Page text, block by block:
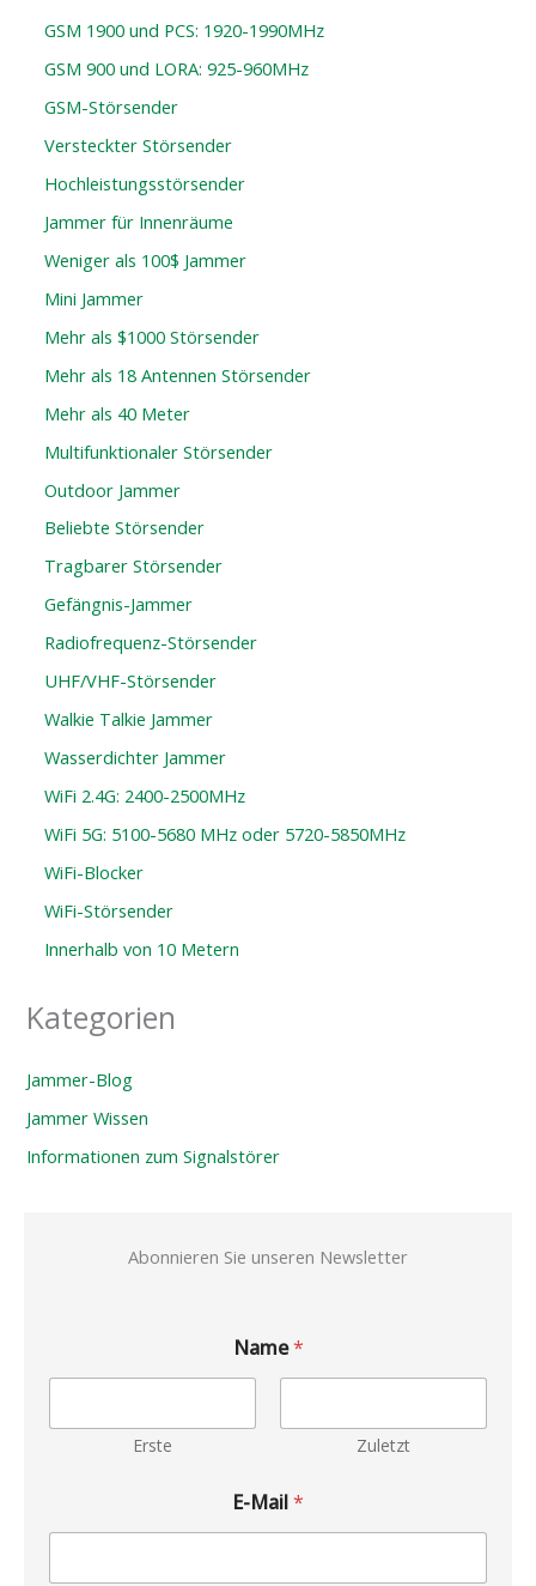
GSM 1900 und PCS: 1920-1990MHz
GSM 900 und LORA: 925-960MHz
GSM-Störsender
Versteckter Störsender
Hochleistungsstörsender
Jammer für Innenräume
Weniger als 100$ Jammer
Mini Jammer
Mehr als $1000 Störsender
Mehr als 18 Antennen Störsender
Mehr als 40 Meter
Multifunktionaler Störsender
Outdoor Jammer
Beliebte Störsender
Tragbarer Störsender
Gefängnis-Jammer
Radiofrequenz-Störsender
UHF/VHF-Störsender
Walkie Talkie Jammer
Wasserdichter Jammer
WiFi 2.4G: 2400-2500MHz
WiFi 5G: 5100-5680 MHz oder 5720-5850MHz
WiFi-Blocker
WiFi-Störsender
Innerhalb von 10 Metern
Kategorien
Jammer-Blog
Jammer Wissen
Informationen zum Signalstörer
Abonnieren Sie unseren Newsletter
Name*
Erste Zuletzt
E-Mail*